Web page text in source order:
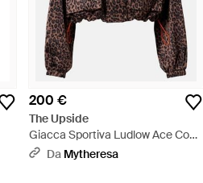
200 €
The Upside
Giacca Sportiva Ludlow Ace Con
Stampa Leopardata - Marrone
Da Mytheresa